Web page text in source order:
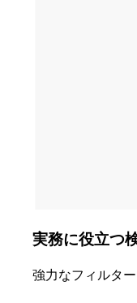
実務に役立つ
強力なフィルタ